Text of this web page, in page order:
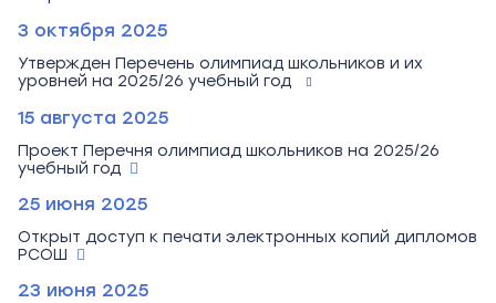
3 октября 2025
Утвержден Перечень олимпиад школьников и их
уровней на 2025/26 учебный год
15 августа 2025
Проект Перечня олимпиад школьников на 2025/26
учебный год
25 июня 2025
Открыт доступ к печати электронных копий дипломов
РСОШ
23 июня 2025